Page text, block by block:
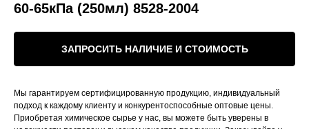
60-65кПа (250мл) 8528-2004
ЗАПРОСИТЬ НАЛИЧИЕ И СТОИМОСТЬ
Мы гарантируем сертифицированную продукцию, индивидуальный
подход к каждому клиенту и конкурентоспособные оптовые цены.
Приобретая химическое сырье у нас, вы можете быть уверены в